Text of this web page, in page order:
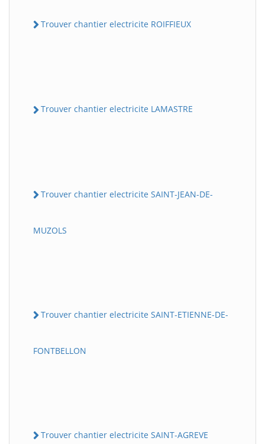
Trouver chantier electricite ROIFFIEUX
Trouver chantier electricite LAMASTRE
Trouver chantier electricite SAINT-JEAN-DE-
MUZOLS
Trouver chantier electricite SAINT-ETIENNE-DE-
FONTBELLON
Trouver chantier electricite SAINT-AGREVE